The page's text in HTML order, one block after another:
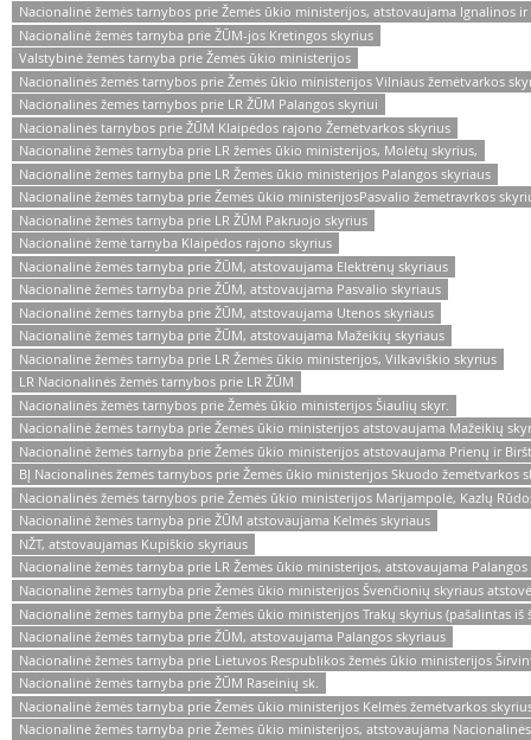
Nacionalinė žemės tarnybos prie Žemės ūkio ministerijos, atstovaujama Ignalinos
Nacionalinė žemės tarnyba prie ŽŪM-jos Kretingos skyrius
Valstybinė žemės tarnyba prie Žemės ūkio ministerijos
Nacionalinės žemės tarnybos prie Žemės ūkio ministerijos Vilniaus žemėtvarkos
Nacionalinės žemės tarnybos prie LR ŽŪM Palangos skyriui
Nacionalinės tarnybos prie ŽŪM Klaipėdos rajono Žemėtvarkos skyrius
Nacionalinė žemės tarnyba prie LR žemės ūkio ministerijos, Molėtų skyrius,
Nacionalinė žemės tarnyba prie LR Žemės ūkio ministerijos Palangos skyriaus
Nacionalinė žemės tarnyba prie Žemės ūkio ministerijosPasvalio žemėtravrkos
Nacionalinė žemės tarnyba prie LR ŽŪM Pakruojo skyrius
Nacionalinė žemė tarnyba Klaipėdos rajono skyrius
Nacionalinė žemės tarnyba prie ŽŪM, atstovaujama Elektrėnų skyriaus
Nacionalinė žemės tarnyba prie ŽŪM, atstovaujama Pasvalio skyriaus
Nacionalinė žemės tarnyba prie ŽŪM, atstovaujama Utenos skyriaus
Nacionalinė žemės tarnyba prie ŽŪM, atstovaujama Mažeikių skyriaus
Nacionalinė žemės tarnyba prie LR Žemės ūkio ministerijos, Vilkaviškio skyrius
LR Nacionalinės žemės tarnybos prie LR ŽŪM
Nacionalinės žemės tarnybos prie Žemės ūkio ministerijos Šiaulių skyr.
Nacionalinė žemės tarnyba prie Žemės ūkio ministerijos atstovaujama Mažeikių
Nacionalinė žemės tarnyba prie Žemės ūkio ministerijos atstovaujama Prienų ir
BĮ Nacionalinės žemės tarnybos prie Žemės ūkio ministerijos Skuodo žemėtvarkos
Nacionalinės žemės tarnybos prie Žemės ūkio ministerijos Marijampolė, Kazlų
Nacionalinė žemės tarnyba prie ŽŪM atstovaujama Kelmės skyriaus
NŽT, atstovaujamas Kupiškio skyriaus
Nacionalinė žemės tarnyba prie LR Žemės ūkio ministerijos, atstovaujama Palangos
Nacionalinė žemės tarnyba prie Žemės ūkio ministerijos Švenčionių skyriaus
Nacionalinė žemės tarnyba prie Žemės ūkio ministerijos Trakų skyrius (pašalintas iš
Nacionalinė žemės tarnyba prie ŽŪM, atstovaujama Palangos skyriaus
Nacionalinė žemės tarnyba prie Lietuvos Respublikos žemės ūkio ministerijos
Nacionalinė žemės tarnyba prie ŽŪM Raseinių sk.
Nacionalinė žemės tarnyba prie Žemės ūkio ministerijos Kelmės žemėtvarkos
Nacionalinė žemės tarnyba prie Žemės ūkio ministerijos, atstovaujama